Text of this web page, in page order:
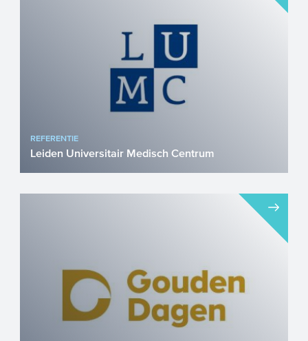
REFERENTIE
Leiden Universitair Medisch Centrum